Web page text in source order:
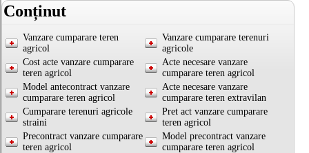
Conținut
Vanzare cumparare teren
agricol
Vanzare cumparare terenuri
agricole
Cost acte vanzare cumparare
teren agricol
Acte necesare vanzare
cumparare teren agricol
Model antecontract vanzare
cumparare teren agricol
Acte necesare vanzare
cumparare teren extravilan
Cumparare terenuri agricole
straini
Pret act vanzare cumparare
teren agricol
Precontract vanzare cumparare
teren agricol
Model precontract vanzare
cumparare teren agricol